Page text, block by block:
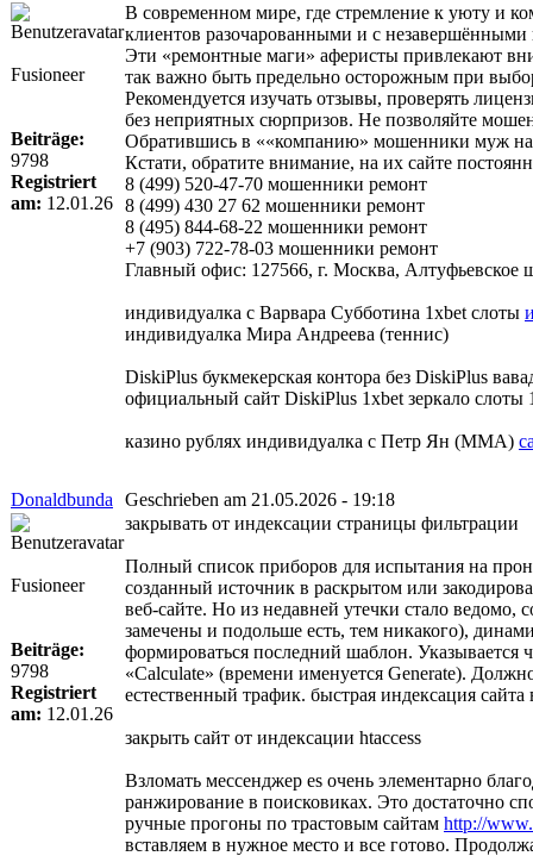
Fusioneer
Beiträge:
9798
Registriert
am: 12.01.26
В современном мире, где стремление к уюту и
клиентов разочарованными и с незавершёнными
Эти «ремонтные маги» аферисты привлекают
так важно быть предельно осторожным при
Рекомендуется изучать отзывы, проверять
без неприятных сюрпризов. Не позволяйте
Обратившись в ««компанию» мошенники муж на
Кстати, обратите внимание, на их сайте
8 (499) 520-47-70 мошенники ремонт
8 (499) 430 27 62 мошенники ремонт
8 (495) 844-68-22 мошенники ремонт
+7 (903) 722-78-03 мошенники ремонт
Главный офис: 127566, г. Москва, Алтуфьевское
индивидуалка с Варвара Субботина 1xbet слоты
индивидуалка Мира Андреева (теннис)
DiskiPlus букмекерская контора без DiskiPlus
официальный сайт DiskiPlus 1xbet зеркало
казино рублях индивидуалка с Петр Ян (ММА)
Donaldbunda Geschrieben am 21.05.2026 - 19:18
Fusioneer
Beiträge:
9798
Registriert
am: 12.01.26
закрывать от индексации страницы фильтрации
Полный список приборов для испытания на
созданный источник в раскрытом или
веб-сайте. Но из недавней утечки стало
замечены и подольше есть, тем никакого),
формироваться последний шаблон. Указывается
«Calculate» (времени именуется Generate).
естественный трафик. быстрая индексация сайта
закрыть сайт от индексации htaccess
Взломать мессенджер es очень элементарно
ранжирование в поисковиках. Это достаточно
ручные прогоны по трастовым сайтам http://
вставляем в нужное место и все готово.